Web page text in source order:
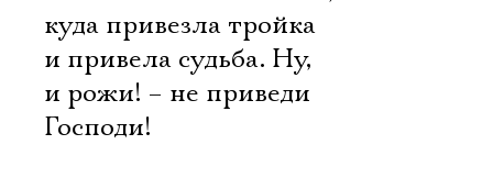
куда привезла тройка
и привела судьба. Ну,
и рожи! – не приведи
Господи!